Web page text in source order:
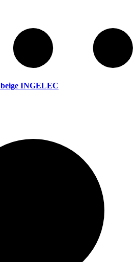
INGELEC